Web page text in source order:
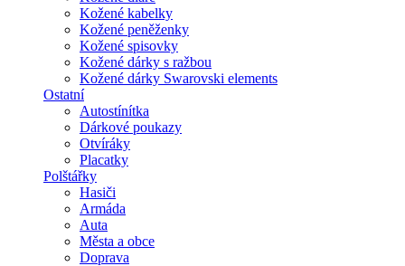
Kožené kabelky
Kožené peněženky
Kožené spisovky
Kožené dárky s ražbou
Kožené dárky Swarovski elements
Ostatní
Autostínítka
Dárkové poukazy
Otvíráky
Placatky
Polštářky
Hasiči
Armáda
Auta
Města a obce
Doprava